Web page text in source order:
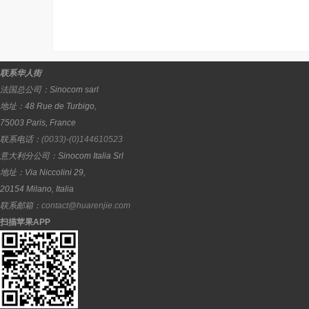
联系华人街
法国总公司： Sinocom sarl
地址： 48 Rue de Turbigo,
75003 Paris, France
联系电话： (0033)-(0)144610523
意大利分公司： Sinocom Italia Srl
地址： Via Niccolini 29,
20154 Milano, Italia
联系邮箱： contact@huarenjie.com
扫描苹果APP